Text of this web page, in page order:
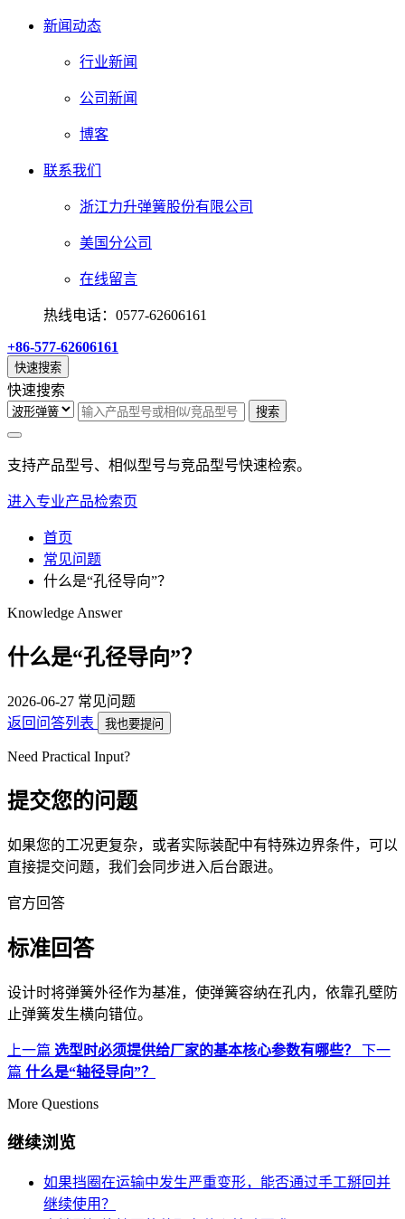
新闻动态
行业新闻
公司新闻
博客
联系我们
浙江力升弹簧股份有限公司
美国分公司
在线留言
热线电话：0577-62606161
+86-577-62606161
快速搜索
快速搜索
搜索
支持产品型号、相似型号与竞品型号快速检索。
进入专业产品检索页
首页
常见问题
什么是“孔径导向”？
Knowledge Answer
什么是“孔径导向”？
2026-06-27 常见问题
返回问答列表
我也要提问
Need Practical Input?
提交您的问题
如果您的工况更复杂，或者实际装配中有特殊边界条件，可以
直接提交问题，我们会同步进入后台跟进。
官方回答
标准回答
设计时将弹簧外径作为基准，使弹簧容纳在孔内，依靠孔壁防
止弹簧发生横向错位。
上一篇 选型时必须提供给厂家的基本核心参数有哪些？
下一
篇 什么是“轴径导向”？
More Questions
继续浏览
如果挡圈在运输中发生严重变形，能否通过手工掰回并
继续使用？